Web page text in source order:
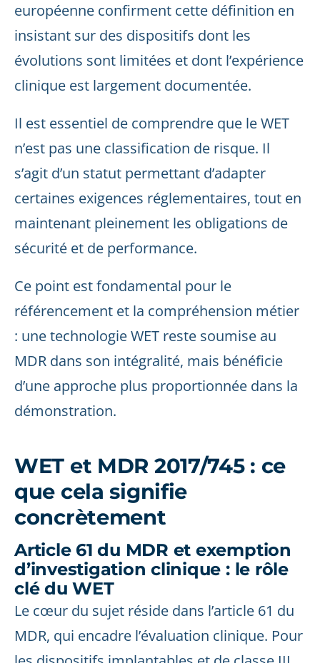
européenne confirment cette définition en
insistant sur des dispositifs dont les
évolutions sont limitées et dont l’expérience
clinique est largement documentée.
Il est essentiel de comprendre que le WET
n’est pas une classification de risque. Il
s’agit d’un statut permettant d’adapter
certaines exigences réglementaires, tout en
maintenant pleinement les obligations de
sécurité et de performance.
Ce point est fondamental pour le
référencement et la compréhension métier
: une technologie WET reste soumise au
MDR dans son intégralité, mais bénéficie
d’une approche plus proportionnée dans la
démonstration.
WET et MDR 2017/745 : ce
que cela signifie
concrètement
Article 61 du MDR et exemption
d’investigation clinique : le rôle
clé du WET
Le cœur du sujet réside dans l’article 61 du
MDR, qui encadre l’évaluation clinique. Pour